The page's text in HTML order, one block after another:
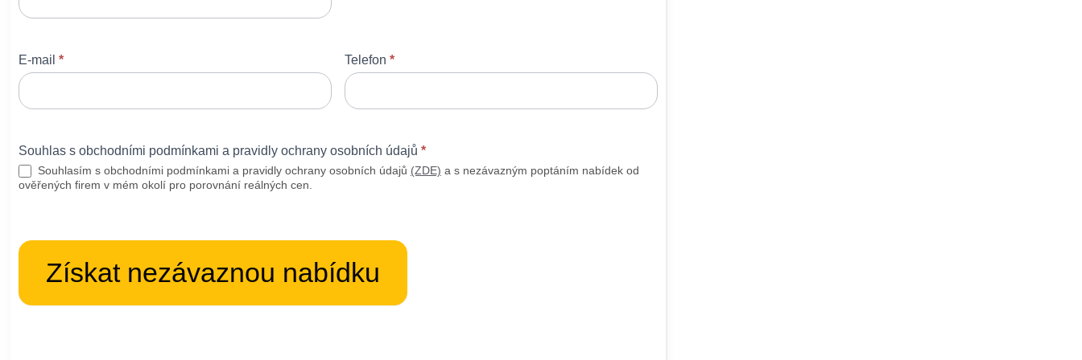
E-mail * Telefon *
Souhlas s obchodními podmínkami a pravidly ochrany osobních údajů *
Souhlasím s obchodními podmínkami a pravidly ochrany osobních údajů (ZDE) a s nezávazným poptáním nabídek od
ověřených firem v mém okolí pro porovnání reálných cen.
Získat nezávaznou nabídku